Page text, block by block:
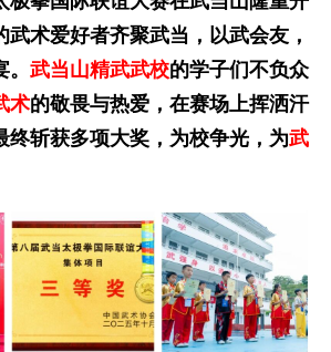
武术爱好者齐聚武当，以武会友，
武当山精武武校的学子们不负众
术的敬畏与热爱，在赛场上挥洒汗
终斩获多项大奖，为校争光，为武